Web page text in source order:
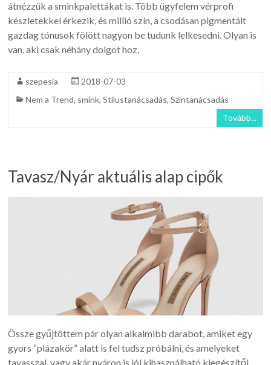
átnézzük a sminkpalettákat is. Több ügyfelem vérprofi
készletekkel érkezik, és millió szín, a csodásan pigmentált
gazdag tónusok fölött nagyon be tudunk lelkesedni. Olyan is
van, aki csak néhány dolgot hoz,
szepesia
2018-07-03
Nem a Trend, smink,Stílustanácsadás,Színtanácsadás
Tovább...
Tavasz/Nyár aktuális alap cipők
Össze gyűjtöttem pár olyan alkalmibb darabot, amiket egy
gyors “plázakör” alatt is fel tudsz próbálni, és amelyeket
tavasszal, vagy akár nyáron is jól kihasználható kiegészítői